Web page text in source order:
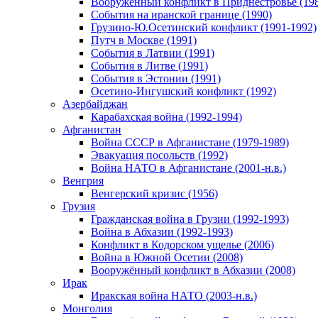
События на иранской границе (1990)
Грузино-Ю.Осетинский конфликт (1991-1992)
Путч в Москве (1991)
События в Латвии (1991)
События в Литве (1991)
События в Эстонии (1991)
Осетино-Ингушский конфликт (1992)
Азербайджан
Карабахская война (1992-1994)
Афганистан
Война СССР в Афганистане (1979-1989)
Эвакуация посольств (1992)
Война НАТО в Афганистане (2001-н.в.)
Венгрия
Венгерский кризис (1956)
Грузия
Гражданская война в Грузии (1992-1993)
Война в Абхазии (1992-1993)
Конфликт в Кодорском ущелье (2006)
Война в Южной Осетии (2008)
Вооружённый конфликт в Абхазии (2008)
Ирак
Иракская война НАТО (2003-н.в.)
Монголия